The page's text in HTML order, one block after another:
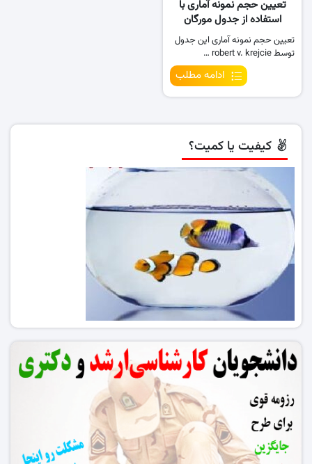
تعیین حجم نمونه آماری با
استفاده از جدول مورگان
تعیین حجم نمونه آماری این جدول
توسط robert v. krejcie …
ادامه مطلب
کیفیت یا کمیت؟